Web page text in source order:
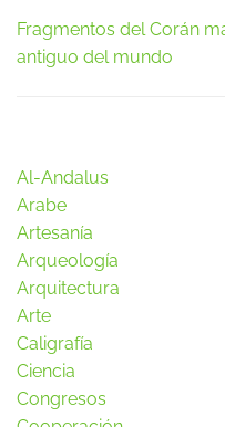
Fragmentos del Corán
antiguo del mundo
Al-Andalus
Arabe
Artesanía
Arqueología
Arquitectura
Arte
Caligrafía
Ciencia
Congresos